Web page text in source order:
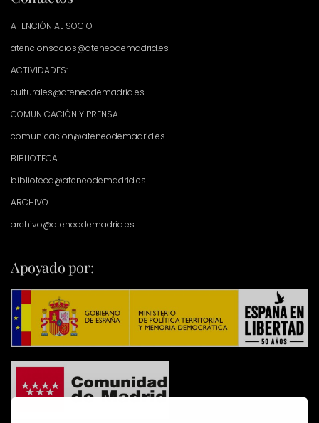
ATENCIÓN AL SOCIO
atencionsocios@ateneodemadrid.es
ACTIVIDADES:
culturales@ateneodemadrid.es
COMUNICACIÓN Y PRENSA
comunicacion@ateneodemadrid.es
BIBLIOTECA
biblioteca@ateneodemadrid.es
ARCHIVO
archivo@ateneodemadrid.es
Apoyado por: